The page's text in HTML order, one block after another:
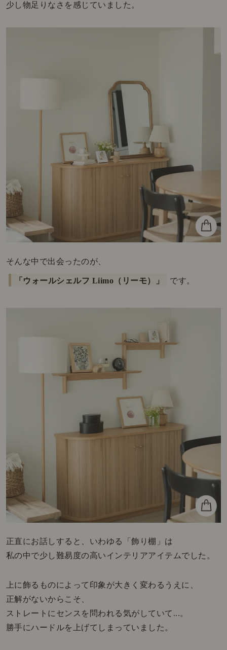
少し物足りなさを感じていました。
そんな中で出会ったのが、
「ウォールシェルフ Liimo（リーモ）」 です。
正直にお話しすると、いわゆる「飾り棚」は
私の中で少し難易度の高いインテリアアイテムでした。
上に飾るものによって印象が大きく変わるうえに、
正解がないからこそ、
ストレートにセンスを問われる気がしていて...。
勝手にハードルを上げてしまっていました。